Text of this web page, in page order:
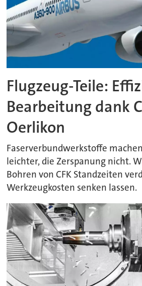
Flugzeug-Teile:
Bearbeitung dank
Oerlikon
Faserverbundwerkstoffe
leichter, die Zerspanung nicht.
Bohren von CFK Standzeiten
Werkzeugkosten senken lassen.